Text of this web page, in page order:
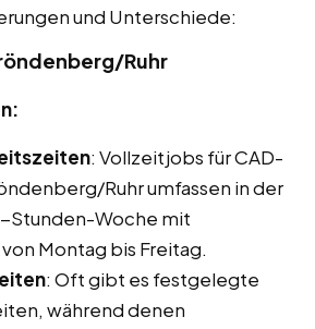
und Unterschiede:
Ruhr
: Vollzeitjobs für CAD-
Ruhr umfassen in der
Stunden-Woche mit
Montag bis Freitag.
: Oft gibt es festgelegte
während denen